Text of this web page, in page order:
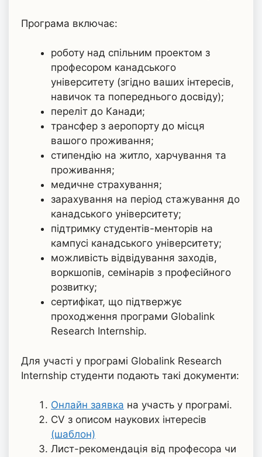
Програма включає:
роботу над спільним проектом з
професором канадського
університету (згідно ваших інтересів,
навичок та попереднього досвіду);
переліт до Канади;
трансфер з аеропорту до місця
вашого проживання;
стипендію на житло, харчування та
проживання;
медичне страхування;
зарахування на період стажування до
канадського університету;
підтримку студентів-менторів на
кампусі канадського університету;
можливість відвідування заходів,
воркшопів, семінарів з професійного
розвитку;
сертифікат, що підтвержує
проходження програми Globalink
Research Internship.
Для участі у програмі Globalink Research
Internship студенти подають такі документи:
Онлайн заявка на участь у програмі.
СV з описом наукових інтересів
(шаблон)
Лист-рекомендація від професора чи